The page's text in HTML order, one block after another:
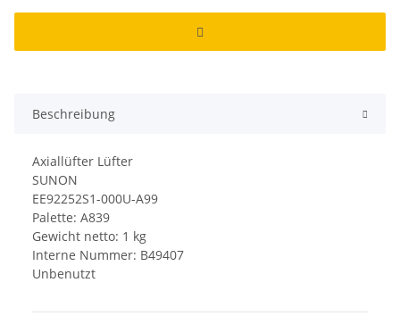
Beschreibung
Axiallüfter Lüfter
SUNON
EE92252S1-000U-A99
Palette: A839
Gewicht netto: 1 kg
Interne Nummer: B49407
Unbenutzt